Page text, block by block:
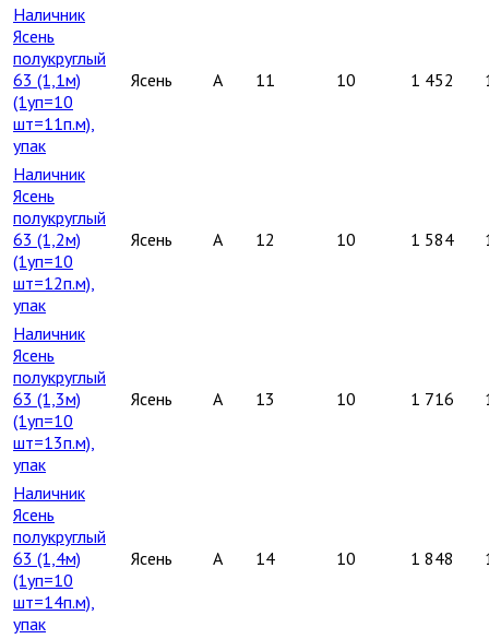
Наличник
Ясень
полукруглый
63 (1,1м)
(1уп=10
шт=11п.м),
упак
Ясень A 11 10 1 452
Наличник
Ясень
полукруглый
63 (1,2м)
(1уп=10
шт=12п.м),
упак
Ясень A 12 10 1 584
Наличник
Ясень
полукруглый
63 (1,3м)
(1уп=10
шт=13п.м),
упак
Ясень A 13 10 1 716
Наличник
Ясень
полукруглый
63 (1,4м)
(1уп=10
шт=14п.м),
упак
Ясень A 14 10 1 848